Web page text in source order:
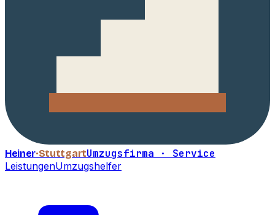
Heiner·StuttgartUmzugsfirma · Service
LeistungenUmzugshelfer